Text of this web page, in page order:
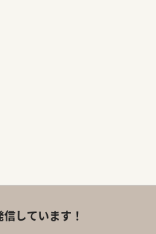
しています！